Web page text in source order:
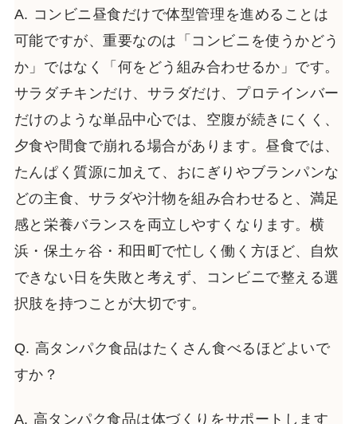
A. コンビニ昼食だけで体型管理を進めることは
可能ですが、重要なのは「コンビニを使うかどう
か」ではなく「何をどう組み合わせるか」です。
サラダチキンだけ、サラダだけ、プロテインバー
だけのような単品中心では、空腹が続きにくく、
夕食や間食で崩れる場合があります。昼食では、
たんぱく質源に加えて、おにぎりやブランパンな
どの主食、サラダや汁物を組み合わせると、満足
感と栄養バランスを両立しやすくなります。横
浜・保土ヶ谷・和田町で忙しく働く方ほど、自炊
できない日を失敗と考えず、コンビニで整える選
択肢を持つことが大切です。
Q. 高タンパク食品はたくさん食べるほどよいで
すか？
A. 高タンパク食品は体づくりをサポートします